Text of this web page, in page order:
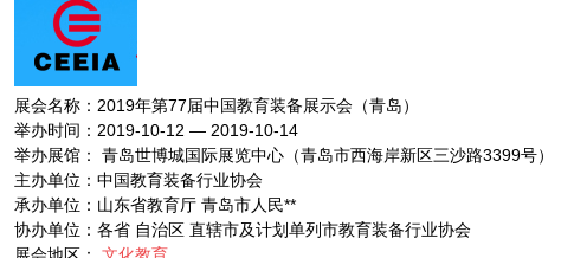
展会名称：2019年第77届中国教育装备展示会（青岛）
举办时间：2019-10-12 — 2019-10-14
举办展馆： 青岛世博城国际展览中心（青岛市西海岸新区三沙路3399号）
主办单位：中国教育装备行业协会
承办单位：山东省教育厅 青岛市人民**
协办单位：各省 自治区 直辖市及计划单列市教育装备行业协会